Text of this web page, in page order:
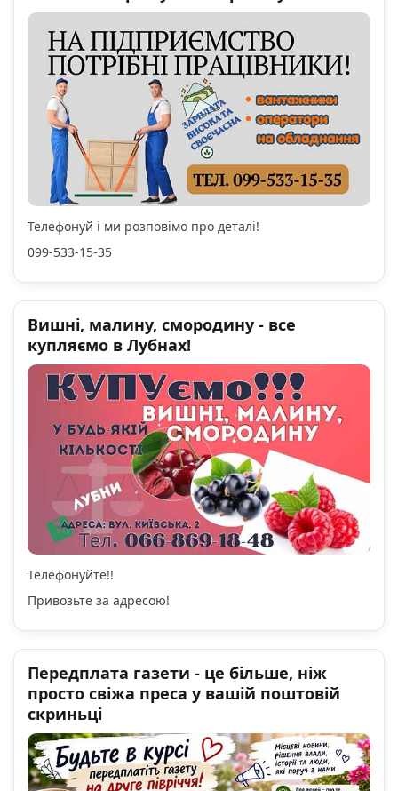
Телефонуй і ми розповімо про деталі!
099-533-15-35
Вишні, малину, смородину - все
купляємо в Лубнах!
Телефонуйте!!
Привозьте за адресою!
Передплата газети - це більше, ніж
просто свіжа преса у вашій поштовій
скриньці